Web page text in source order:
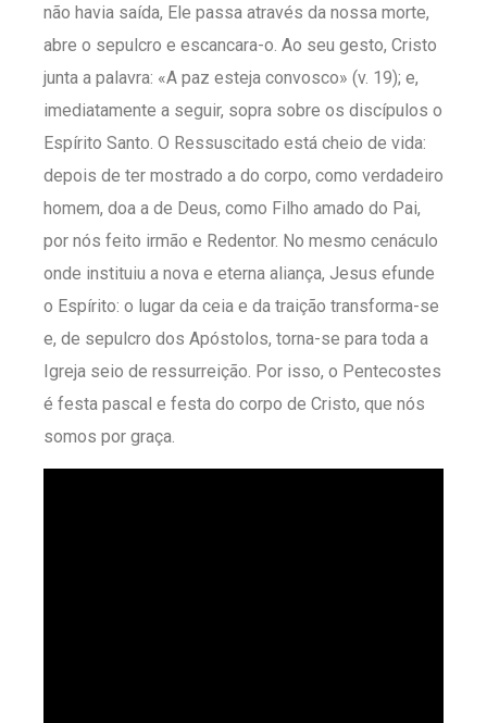
não havia saída, Ele passa através da nossa morte,
abre o sepulcro e escancara-o. Ao seu gesto, Cristo
junta a palavra: «A paz esteja convosco» (v. 19); e,
imediatamente a seguir, sopra sobre os discípulos o
Espírito Santo. O Ressuscitado está cheio de vida:
depois de ter mostrado a do corpo, como verdadeiro
homem, doa a de Deus, como Filho amado do Pai,
por nós feito irmão e Redentor. No mesmo cenáculo
onde instituiu a nova e eterna aliança, Jesus efunde
o Espírito: o lugar da ceia e da traição transforma-se
e, de sepulcro dos Apóstolos, torna-se para toda a
Igreja seio de ressurreição. Por isso, o Pentecostes
é festa pascal e festa do corpo de Cristo, que nós
somos por graça.